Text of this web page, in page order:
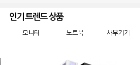
인기 트렌드 상품
모니터 노트북 사무기기